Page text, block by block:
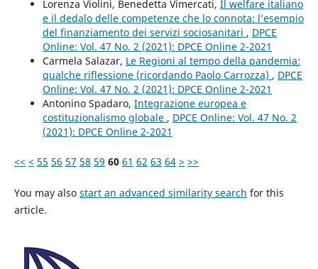
Lorenza Violini, Benedetta Vimercati, Il welfare italiano
e il dedalo delle competenze che lo connota: l’esempio
del finanziamento dei servizi sociosanitari , DPCE
Online: Vol. 47 No. 2 (2021): DPCE Online 2-2021
Carmela Salazar, Le Regioni al tempo della pandemia:
qualche riflessione (ricordando Paolo Carrozza) , DPCE
Online: Vol. 47 No. 2 (2021): DPCE Online 2-2021
Antonino Spadaro, Integrazione europea e
costituzionalismo globale , DPCE Online: Vol. 47 No. 2
(2021): DPCE Online 2-2021
<< < 55 56 57 58 59 60 61 62 63 64 > >>
You may also start an advanced similarity search for this
article.